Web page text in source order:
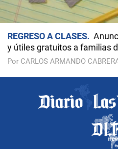
REGRESO A CLASES
y útiles gratuitos a familias
Por CARLOS ARMANDO